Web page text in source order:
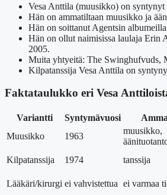
Vesa Anttila (muusikko) on syntynyt
Hän on ammatiltaan muusikko ja
Hän on soittanut Agentsin
Hän on ollut naimisissa laulaja Erin
2005.
Muita yhtyeitä: The Swinghufvuds,
Kilpatanssija Vesa Anttila on
Faktataulukko eri Vesa
Variantti Syntymävuosi
Muusikko
1963
muusikko,
Kilpatanssija
1974 tanssija
Lääkäri/kirurgi ei vahvistettua ei varmaa